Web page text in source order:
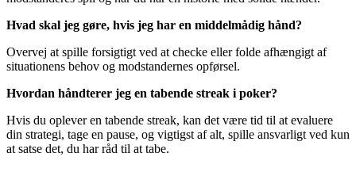
Hvad skal jeg gøre, hvis jeg har en middelmådig hånd?
Overvej at spille forsigtigt ved at checke eller folde afhængigt af
situationens behov og modstandernes opførsel.
Hvordan håndterer jeg en tabende streak i poker?
Hvis du oplever en tabende streak, kan det være tid til at evaluere
din strategi, tage en pause, og vigtigst af alt, spille ansvarligt ved kun
at satse det, du har råd til at tabe.